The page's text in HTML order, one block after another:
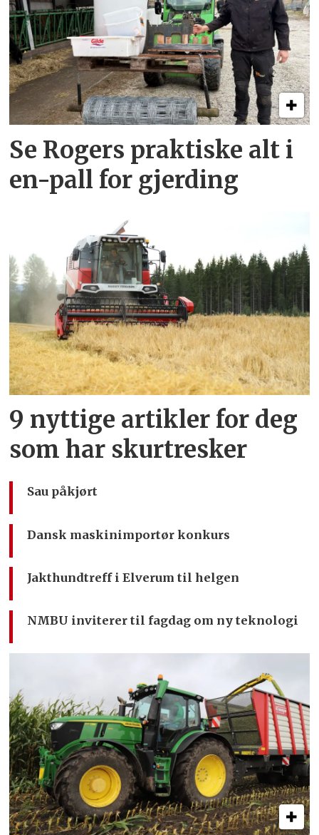
Se Rogers praktiske alt i
en-pall for gjerding
9 nyttige artikler for deg
som har skurtresker
Sau påkjørt
Dansk maskinimportør konkurs
Jakthundtreff i Elverum til helgen
NMBU inviterer til fagdag om ny teknologi